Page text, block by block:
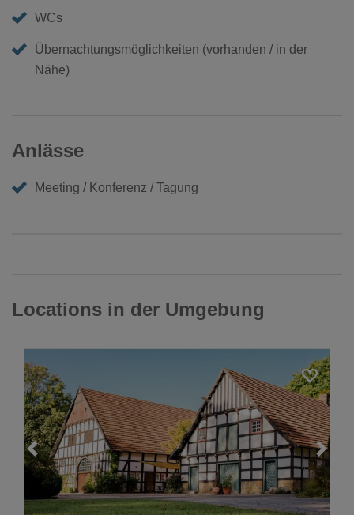
WCs
Übernachtungsmöglichkeiten (vorhanden / in der
Nähe)
Anlässe
Meeting / Konferenz / Tagung
Locations in der Umgebung
Loading...